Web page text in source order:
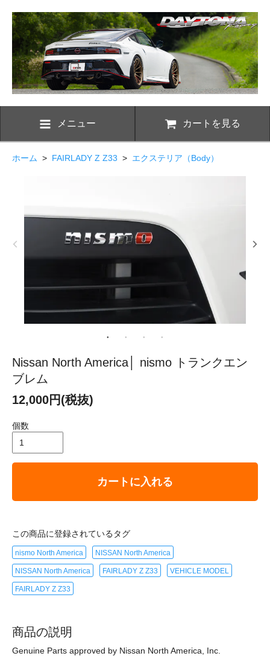
メニュー カートを見る
ホーム > FAIRLADY Z Z33 > エクステリア（Body）
Nissan North America│ nismo トランクエン
ブレム
12,000円(税抜)
個数
カートに入れる
この商品に登録されているタグ
nismo North America NISSAN North America
NISSAN North America FAIRLADY Z Z33 VEHICLE MODEL
FAIRLADY Z Z33
商品の説明
Genuine Parts approved by Nissan North America, Inc.